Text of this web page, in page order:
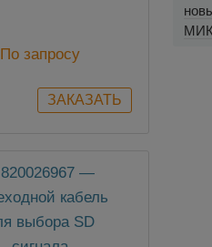
По запросу